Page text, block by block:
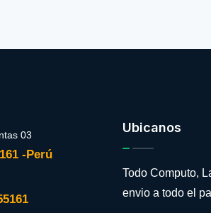
03
-Perú
Ubicanos
Todo Computo,
envio a todo el